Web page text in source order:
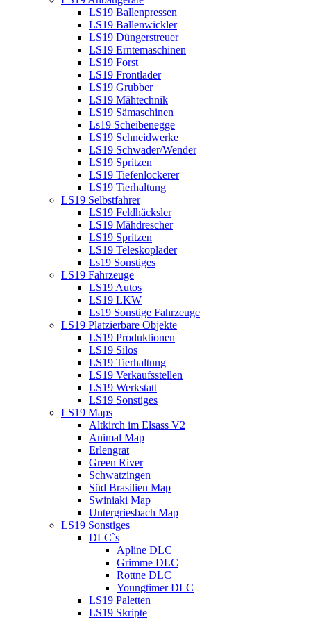
LS19 Ballenpressen
LS19 Ballenwickler
LS19 Düngerstreuer
LS19 Erntemaschinen
LS19 Forst
LS19 Frontlader
LS19 Grubber
LS19 Mähtechnik
LS19 Sämaschinen
Ls19 Scheibenegge
LS19 Schneidwerke
LS19 Schwader/Wender
LS19 Spritzen
LS19 Tiefenlockerer
LS19 Tierhaltung
LS19 Selbstfahrer
LS19 Feldhäcksler
LS19 Mähdrescher
LS19 Spritzen
LS19 Teleskoplader
Ls19 Sonstiges
LS19 Fahrzeuge
LS19 Autos
LS19 LKW
Ls19 Sonstige Fahrzeuge
LS19 Platzierbare Objekte
LS19 Produktionen
LS19 Silos
LS19 Tierhaltung
LS19 Verkaufsstellen
LS19 Werkstatt
LS19 Sonstiges
LS19 Maps
Altkirch im Elsass V2
Animal Map
Erlengrat
Green River
Schwatzingen
Süd Brasilien Map
Swiniaki Map
Untergriesbach Map
LS19 Sonstiges
DLC`s
Apline DLC
Grimme DLC
Rottne DLC
Youngtimer DLC
LS19 Paletten
LS19 Skripte